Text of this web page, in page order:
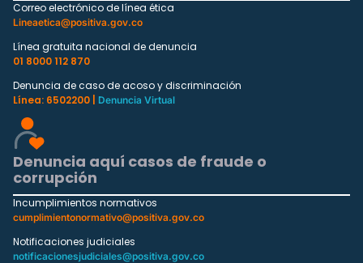
Correo electrónico de línea ética
Lineaetica@positiva.gov.co
Línea gratuita nacional de denuncia
01 8000 112 870
Denuncia de caso de acoso y discriminación
Línea: 6502200 |
Denuncia Virtual
Denuncia aquí casos de fraude o
corrupción
Incumplimientos normativos
cumplimientonormativo@positiva.gov.co
Notificaciones judiciales
notificacionesjudiciales@positiva.gov.co